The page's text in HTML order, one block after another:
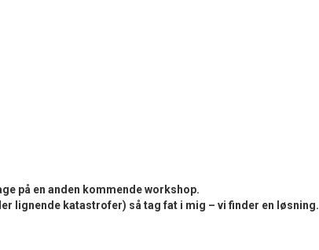
på en anden kommende workshop.
lignende katastrofer) så tag fat i mig – vi finder en løsning.